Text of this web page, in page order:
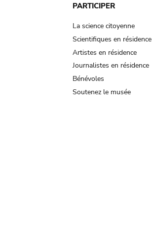
PARTICIPER
La science citoyenne
Scientifiques en résidence
Artistes en résidence
Journalistes en résidence
Bénévoles
Soutenez le musée